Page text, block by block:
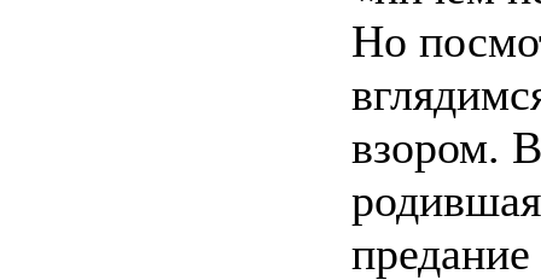
Но
взором.